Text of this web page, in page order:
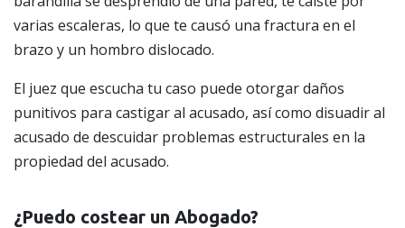
varias escaleras, lo que te causó una fractura en el
brazo y un hombro dislocado.
El juez que escucha tu caso puede otorgar daños
punitivos para castigar al acusado, así como disuadir al
acusado de descuidar problemas estructurales en la
propiedad del acusado.
¿Puedo costear un Abogado?